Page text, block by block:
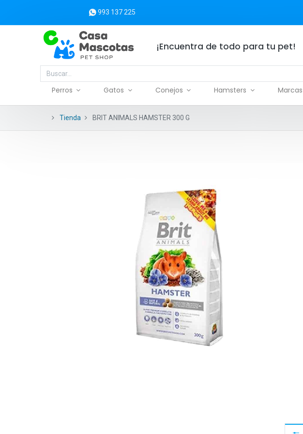
993 137 225
¡Encuentra de todo para tu pet!
Perros Gatos Conejos Hamsters Marcas
Tienda BRIT ANIMALS HAMSTER 300 G